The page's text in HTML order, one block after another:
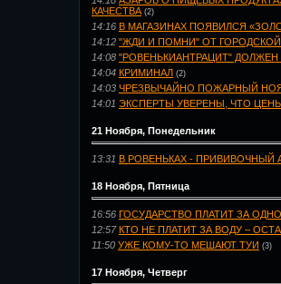
КАЧЕСТВА (2)
14:16 В МАГАЗИНАХ ПОЯВИЛСЯ
14:12 "ЖДИ И ПОМНИ" ОТ
14:08 "РОВЕНЬКИАНТРАЦИТ"
14:04 КРИМИНАЛ (2)
14:03 ЧРЕЗВЫЧАЙНО ПОЖАРНЫЙ
14:01 ЭКСПЕРТЫ УВЕРЕНЫ, ЧТО
21 Ноября, Понедельник
13:31 В РОВЕНЬКАХ - ПРИВИВОЧНЫЙ
18 Ноября, Пятница
16:56 ГОСУДАРСТВО ПЛАТИТ ЗА
12:57 КТО НЕ ПЛАТИТ ЗА ВОДУ –
11:50 УЖЕ КОМУ-ТО МЕШАЮТ ТУИ (3)
17 Ноября, Четверг